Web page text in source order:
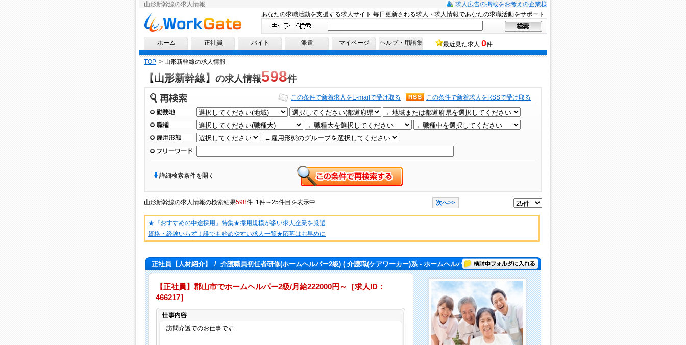
山形新幹線の求人情報
求人広告の掲載をお考えの企業様
求人情報ならワークゲートへ！
あなたの求職活動を支援する求人サイト 毎日更新される求人・求人情報であなたの求職活動をサポート
ホーム 正社員 バイト 派遣 マイページ ヘルプ・用語集 最近見た求人 0件
TOP > 山形新幹線の求人情報
【山形新幹線】 の求人情報598件
再検索 この条件で新着求人をRSSで受け取る
この条件で新着求人をE-mailで受け取る
勤務地
職種
雇用形態
フリーワード
詳細検索条件を開く
山形新幹線の求人情報の検索結果598件 1件～25件目を表示中 次へ>>
★『おすすめの中途採用』特集★採用規模が多い求人企業を厳選
資格・経験いらず！誰でも始めやすい求人一覧★応募はお早めに
正社員【人材紹介】 / 介護職員初任者研修(ホームヘルパー2級)( 介護職(ケアワーカー)系 - ホームヘルパー )検討中フォルダに入れる
【正社員】郡山市でホームヘルパー2級/月給222000円～［求人ID：
466217］
訪問介護でのお仕事です